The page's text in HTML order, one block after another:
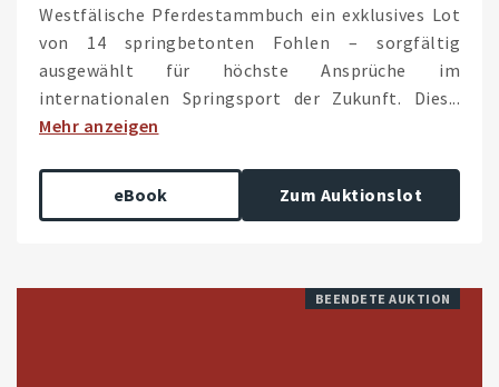
Westfälische Pferdestammbuch ein exklusives Lot
von 14 springbetonten Fohlen – sorgfältig
ausgewählt für höchste Ansprüche im
internationalen Springsport der Zukunft. Dies...
Mehr anzeigen
eBook Zum Auktionslot
BEENDETE AUKTION